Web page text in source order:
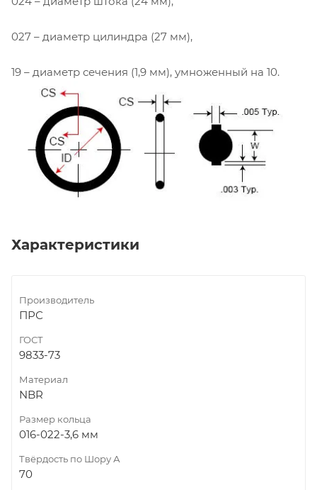
027 – диаметр цилиндра (27 мм),
19 – диаметр сечения (1,9 мм), умноженный на 10.
Характеристики
Производитель
ПРС
ГОСТ
9833-73
Материал
NBR
Размер кольца
016-022-3,6 мм
Твёрдость по Шору А
70